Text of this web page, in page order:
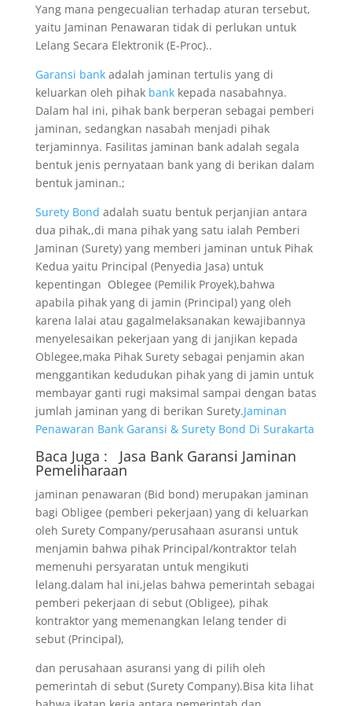
Yang mana pengecualian terhadap aturan tersebut,
yaitu Jaminan Penawaran tidak di perlukan untuk
Lelang Secara Elektronik (E-Proc)..
Garansi bankadalah jaminan tertulis yang di
keluarkan oleh pihak bankkepada nasabahnya.
Dalam hal ini, pihak bank berperan sebagai pemberi
jaminan, sedangkan nasabah menjadi pihak
terjaminnya. Fasilitas jaminan bank adalah segala
bentuk jenis pernyataan bank yang di berikan dalam
bentuk jaminan.;
Surety Bond adalah suatu bentuk perjanjian antara
dua pihak,,di mana pihak yang satu ialah Pemberi
Jaminan (Surety) yang memberi jaminan untuk Pihak
Kedua yaitu Principal (Penyedia Jasa) untuk
kepentingan Oblegee (Pemilik Proyek),bahwa
apabila pihak yang di jamin (Principal) yang oleh
karena lalai atau gagalmelaksanakan kewajibannya
menyelesaikan pekerjaan yang di janjikan kepada
Oblegee,maka Pihak Surety sebagai penjamin akan
menggantikan kedudukan pihak yang di jamin untuk
membayar ganti rugi maksimal sampai dengan batas
jumlah jaminan yang di berikan Surety.Jaminan
Penawaran Bank Garansi & Surety Bond Di Surakarta
Baca Juga : Jasa Bank Garansi Jaminan
Pemeliharaan
jaminan penawaran (Bid bond) merupakan jaminan
bagi Obligee (pemberi pekerjaan) yang di keluarkan
oleh Surety Company/perusahaan asuransi untuk
menjamin bahwa pihak Principal/kontraktor telah
memenuhi persyaratan untuk mengikuti
lelang.dalam hal ini,jelas bahwa pemerintah sebagai
pemberi pekerjaan di sebut (Obligee), pihak
kontraktor yang memenangkan lelang tender di
sebut (Principal),
dan perusahaan asuransi yang di pilih oleh
pemerintah di sebut (Surety Company).Bisa kita lihat